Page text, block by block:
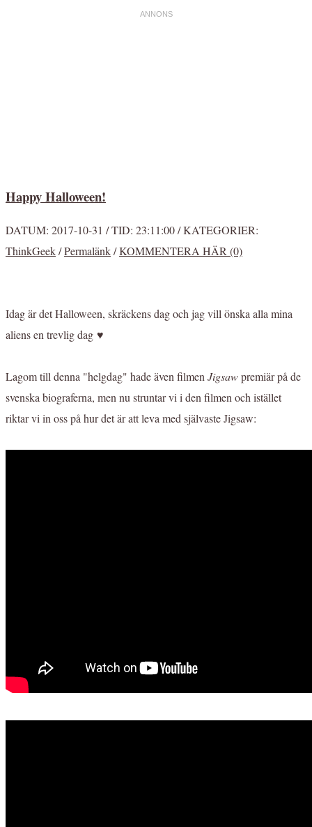
Happy Halloween!
DATUM: 2017-10-31 /TID: 23:11:00 /KATEGORIER:
ThinkGeek/Permalänk/KOMMENTERA HÄR (0)
Idag är det Halloween, skräckens dag och jag vill önska alla mina
aliens en trevlig dag ♥
Lagom till denna "helgdag" hade även filmenJigsawpremiär på de
svenska biograferna, men nu struntar vi i den filmen och istället
riktar vi in oss på hur det är att leva med självaste Jigsaw: